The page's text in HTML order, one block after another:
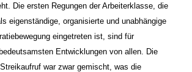
Die ersten Regungen der Arbeiterklasse, die
eigenständige, organisierte und unabhängige
eingetreten ist, sind für
Entwicklungen von allen. Die
war zwar gemischt, was die